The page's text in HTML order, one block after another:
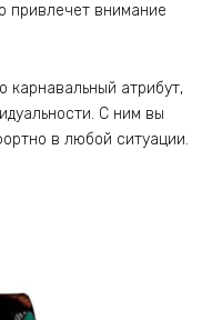
привлечет внимание
карнавальный атрибут,
С ним вы
в любой ситуации.